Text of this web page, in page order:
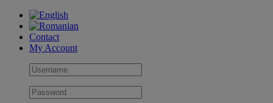
Skip
contentContact
My Account